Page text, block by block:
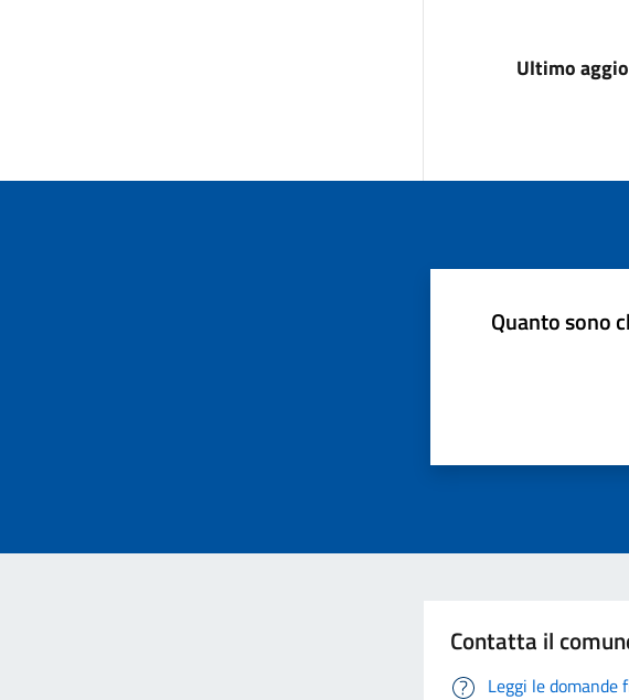
Ultimo
Quanto sono
Contatta il
Leggi le domande